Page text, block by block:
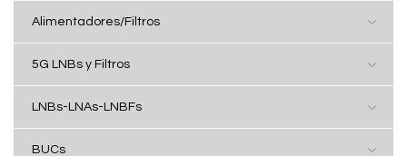
Alimentadores/Filtros
5G LNBs y Filtros
LNBs-LNAs-LNBFs
BUCs